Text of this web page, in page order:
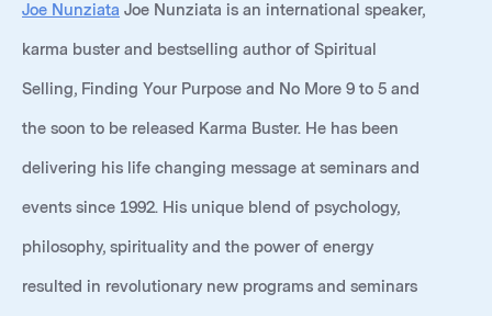
Joe Nunziata Joe Nunziata is an international speaker,
karma buster and bestselling author of Spiritual
Selling, Finding Your Purpose and No More 9 to 5 and
the soon to be released Karma Buster. He has been
delivering his life changing message at seminars and
events since 1992. His unique blend of psychology,
philosophy, spirituality and the power of energy
resulted in revolutionary new programs and seminars